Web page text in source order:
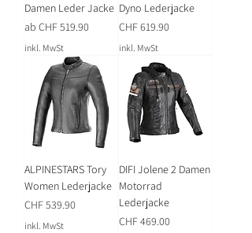
Damen Leder Jacke
ab CHF 519.90
Sale-Preis
inkl. MwSt
Dyno Lederjacke
Preis
CHF 619.90
inkl. MwSt
ALPINESTARS Tory
Women Lederjacke
Preis
CHF 539.90
inkl. MwSt
DIFI Jolene 2 Damen
Motorrad
Lederjacke
Preis
CHF 469.00